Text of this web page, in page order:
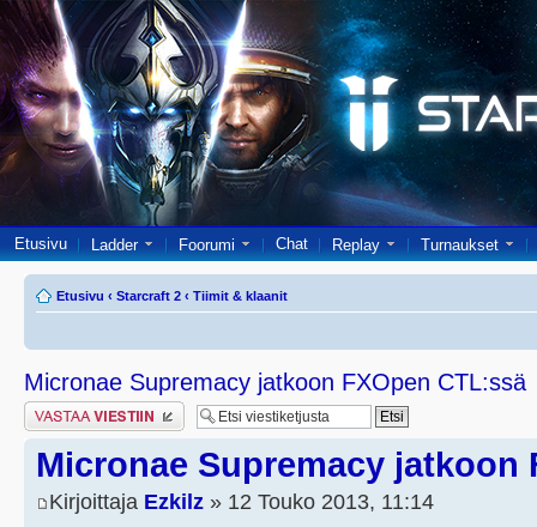
Etusivu Ladder Foorumi Chat Replay Turnaukset
Etusivu ‹ Starcraft 2 ‹ Tiimit & klaanit
Micronae Supremacy jatkoon FXOpen CTL:ssä
Lähetä vastaus
Micronae Supremacy jatkoon
Kirjoittaja Ezkilz » 12 Touko 2013, 11:14